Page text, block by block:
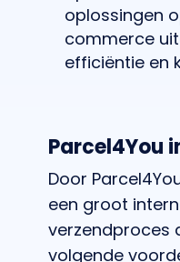
oplossingen
commerce
efficiëntie en
Parcel4You
Door
een groot
verzendproces
volgende